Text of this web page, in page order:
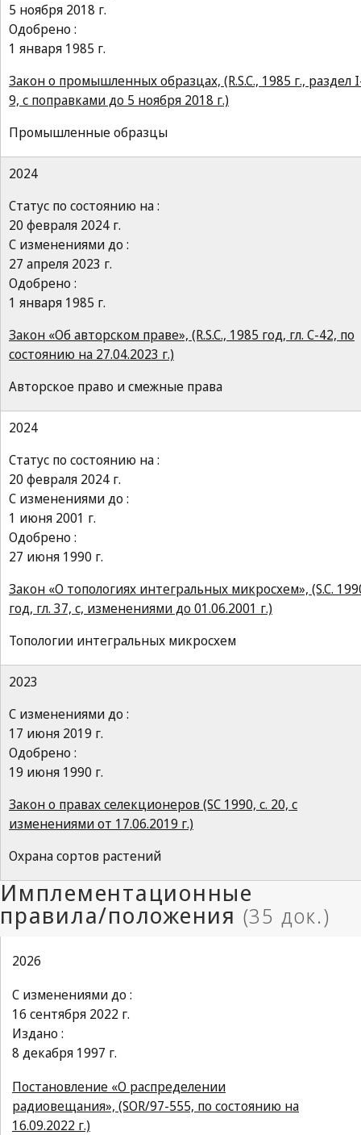
5 ноября 2018 г.
Одобрено :
1 января 1985 г.
Закон о промышленных образцах, (R.S.C., 1985 г., раздел
9, с поправками до 5 ноября 2018 г.)
Промышленные образцы
2024
Статус по состоянию на :
20 февраля 2024 г.
С изменениями до :
27 апреля 2023 г.
Одобрено :
1 января 1985 г.
Закон «Об авторском праве», (R.S.C., 1985 год, гл. C-42, по
состоянию на 27.04.2023 г.)
Авторское право и смежные права
2024
Статус по состоянию на :
20 февраля 2024 г.
С изменениями до :
1 июня 2001 г.
Одобрено :
27 июня 1990 г.
Закон «О топологиях интегральных микросхем», (S.C.
год, гл. 37, с, изменениями до 01.06.2001 г.)
Топологии интегральных микросхем
2023
С изменениями до :
17 июня 2019 г.
Одобрено :
19 июня 1990 г.
Закон о правах селекционеров (SC 1990, c. 20, с
изменениями от 17.06.2019 г.)
Охрана сортов растений
2026
С изменениями до :
16 сентября 2022 г.
Издано :
8 декабря 1997 г.
Постановление «О распределении
радиовещания», (SOR/97-555, по состоянию на
16.09.2022 г.)